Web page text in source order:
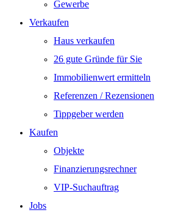
Gewerbe
Verkaufen
Haus verkaufen
26 gute Gründe für Sie
Immobilienwert ermitteln
Referenzen / Rezensionen
Tippgeber werden
Kaufen
Objekte
Finanzierungsrechner
VIP-Suchauftrag
Jobs